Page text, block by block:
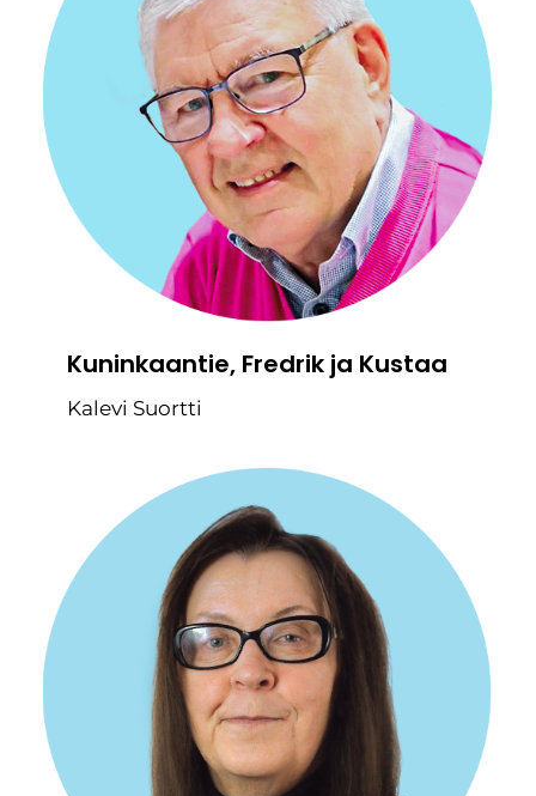
Kuninkaantie, Fredrik ja Kustaa
Kalevi Suortti